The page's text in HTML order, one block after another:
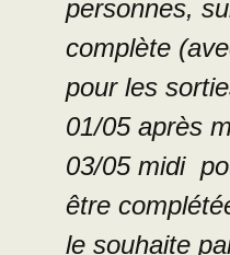
personnes,
complète
pour les
01/05 après
03/05 midi
être
le souhaite